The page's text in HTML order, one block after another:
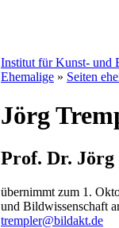
Institut für Kunst- und
Ehemalige » Seiten
Jörg
Prof. Dr.
übernimmt zum 1.
und Bildwissenschaft
trempler@bildakt.de